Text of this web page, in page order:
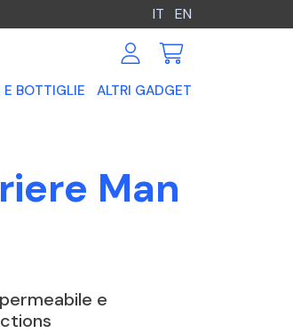
IT EN
E BOTTIGLIE ALTRI GADGET
Man
e